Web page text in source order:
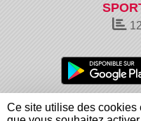
Charte cookies
Informations légales
Ce site utilise des cookies